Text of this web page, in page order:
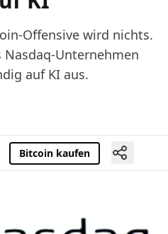
Offensive wird nichts.
Unternehmen
auf KI aus.
Bitcoin kaufen